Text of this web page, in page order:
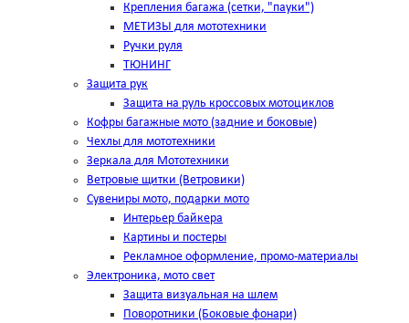
Крепления багажа (сетки, "пауки")
МЕТИЗЫ для мототехники
Ручки руля
ТЮНИНГ
Защита рук
Защита на руль кроссовых мотоциклов
Кофры багажные мото (задние и боковые)
Чехлы для мототехники
Зеркала для Мототехники
Ветровые щитки (Ветровики)
Сувениры мото, подарки мото
Интерьер байкера
Картины и постеры
Рекламное оформление, промо-материалы
Электроника, мото свет
Защита визуальная на шлем
Поворотники (Боковые фонари)